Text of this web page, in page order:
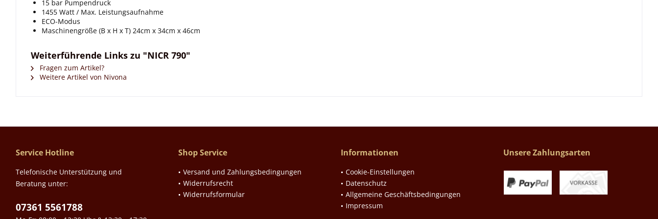
15 bar Pumpendruck
1455 Watt / Max. Leistungsaufnahme
ECO-Modus
Maschinengröße (B x H x T) 24cm x 34cm x 46cm
Weiterführende Links zu "NICR 790"
Fragen zum Artikel?
Weitere Artikel von Nivona
Service Hotline
Telefonische Unterstützung und
Beratung unter:
07361 5561788
Shop Service
Versand und Zahlungsbedingungen
Widerrufsrecht
Widerrufsformular
Informationen
Cookie-Einstellungen
Datenschutz
Allgemeine Geschäftsbedingungen
Impressum
Unsere Zahlungsarten